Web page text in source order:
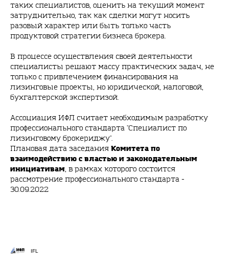
таких специалистов, оценить на текущий момент
затруднительно, так как сделки могут носить
разовый характер или быть только часть
продуктовой стратегии бизнеса брокера.
В процессе осуществления своей деятельности
специалисты решают массу практических задач, не
только с привлечением финансирования на
лизинговые проекты, но юридической, налоговой,
бухгалтерской экспертизой.
Ассоциация ИФЛ считает необходимым разработку
профессионального стандарта "Специалист по
лизинговому брокериджу".
Плановая дата заседания Комитета по
взаимодействию с властью и законодательным
инициативам, в рамках которого состоится
рассмотрение профессионального стандарта -
30.09.2022
IFL